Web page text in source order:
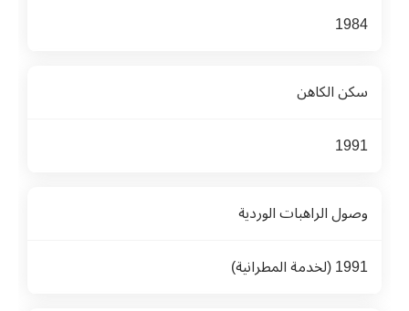
1984
سكن الكاهن
1991
وصول الراهبات الوردية
1991 (لخدمة المطرانية)